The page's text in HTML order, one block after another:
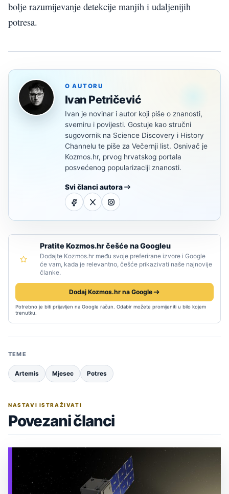
bolje razumijevanje detekcije manjih i udaljenijih
potresa.
O AUTORU
Ivan Petričević
Ivan je novinar i autor koji piše o znanosti,
svemiru i povijesti. Gostuje kao stručni
sugovornik na Science Discovery i History
Channelu te piše za Večernji list. Osnivač je
Kozmos.hr, prvog hrvatskog portala
posvećenog popularizaciji znanosti.
Svi članci autora
Pratite Kozmos.hr češće na Googleu
Dodajte Kozmos.hr među svoje preferirane izvore i Google
će vam, kada je relevantno, češće prikazivati naše najnovije
članke.
Dodaj Kozmos.hr na Google
Potrebno je biti prijavljen na Google račun. Odabir možete promijeniti u bilo kojem
trenutku.
TEME
Artemis Mjesec Potres
NASTAVI ISTRAŽIVATI
Povezani članci